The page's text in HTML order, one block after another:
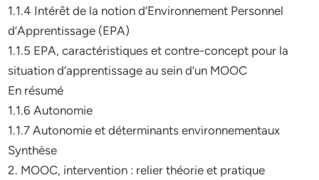
1.1.4 Intérêt de la notion d’Environnement Personnel
d’Apprentissage (EPA)
1.1.5 EPA, caractéristiques et contre-concept pour la
situation d’apprentissage au sein d’un MOOC
En résumé
1.1.6 Autonomie
1.1.7 Autonomie et déterminants environnementaux
Synthèse
2. MOOC, intervention : relier théorie et pratique